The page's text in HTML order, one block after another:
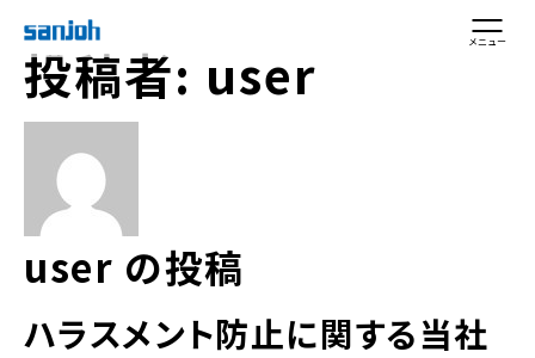
メニュー
投稿者: user
user の投稿
ハラスメント防止に関する当社